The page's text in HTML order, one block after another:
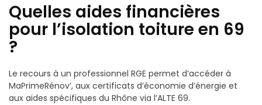
Quelles aides financières
pour l’isolation toiture en 69
?
Le recours à un professionnel RGE permet d’accéder à
MaPrimeRénov’, aux certificats d’économie d’énergie et
aux aides spécifiques du Rhône via l’ALTE 69.